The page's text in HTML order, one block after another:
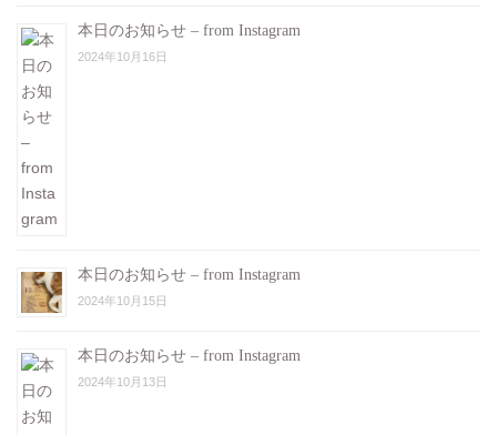
本日のお知らせ – from Instagram
2024年10月16日
本日のお知らせ – from Instagram
2024年10月15日
本日のお知らせ – from Instagram
2024年10月13日